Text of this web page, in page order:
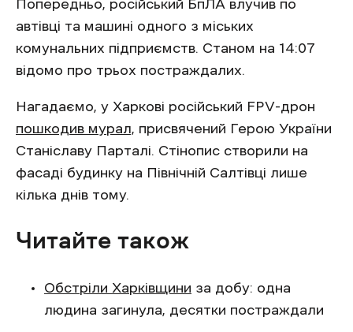
Попередньо, російський БпЛА влучив по
автівці та машині одного з міських
комунальних підприємств. Станом на 14:07
відомо про трьох постраждалих.
Нагадаємо, у Харкові російський FPV-дрон
пошкодив мурал, присвячений Герою України
Станіславу Парталі. Стінопис створили на
фасаді будинку на Північній Салтівці лише
кілька днів тому.
Читайте також
Обстріли Харківщини за добу: одна
людина загинула, десятки постраждали